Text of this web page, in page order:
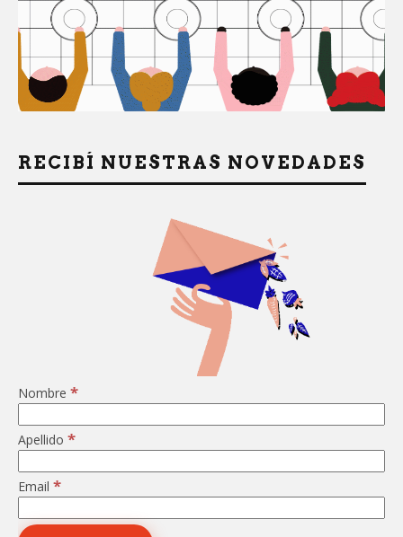
RECIBÍ NUESTRAS NOVEDADES
Nombre *
Apellido *
Email *